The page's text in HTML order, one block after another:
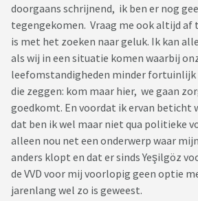
doorgaans schrijnend, ik ben er nog
tegengekomen. Vraag me ook altijd af
is met het zoeken naar geluk. Ik kan
als wij in een situatie komen waarbij
leefomstandigheden minder fortuinlijk
die zeggen: kom maar hier, we gaan
goedkomt. En voordat ik ervan beticht
dat ben ik wel maar niet qua politieke
alleen nou net een onderwerp waar
anders klopt en dat er sinds Yeşilgöz
de VVD voor mij voorlopig geen optie
jarenlang wel zo is geweest.